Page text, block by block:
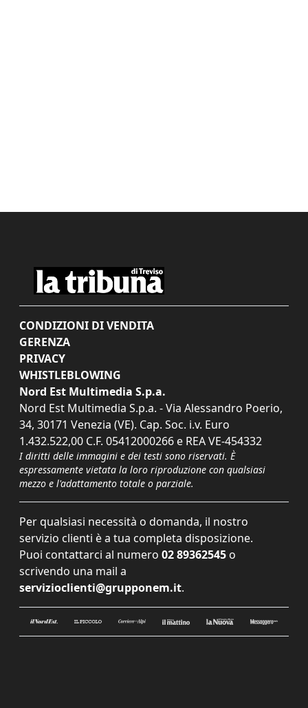
CONDIZIONI DI VENDITA
GERENZA
PRIVACY
WHISTLEBLOWING
Nord Est Multimedia S.p.a.
Nord Est Multimedia S.p.a. - Via Alessandro Poerio,
34, 30171 Venezia (VE). Cap. Soc. i.v. Euro
1.432.522,00 C.F. 05412000266 e REA VE-454332
I diritti delle immagini e dei testi sono riservati. È
espressamente vietata la loro riproduzione con qualsiasi
mezzo e l'adattamento totale o parziale.
Per qualsiasi necessità o domanda, il nostro
servizio clienti è a tua completa disposizione.
Puoi contattarci al numero 02 89362545 o
scrivendo una mail a
servizioclienti@grupponem.it.